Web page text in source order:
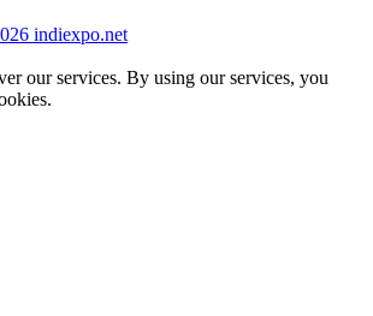
indiexpo.net
our services. By using our services, you